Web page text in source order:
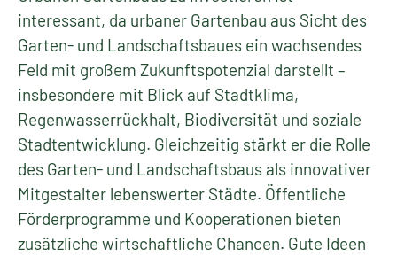
interessant, da urbaner Gartenbau aus Sicht des
Garten- und Landschaftsbaues ein wachsendes
Feld mit großem Zukunftspotenzial darstellt –
insbesondere mit Blick auf Stadtklima,
Regenwasserrückhalt, Biodiversität und soziale
Stadtentwicklung. Gleichzeitig stärkt er die Rolle
des Garten- und Landschaftsbaus als innovativer
Mitgestalter lebenswerter Städte. Öffentliche
Förderprogramme und Kooperationen bieten
zusätzliche wirtschaftliche Chancen. Gute Ideen